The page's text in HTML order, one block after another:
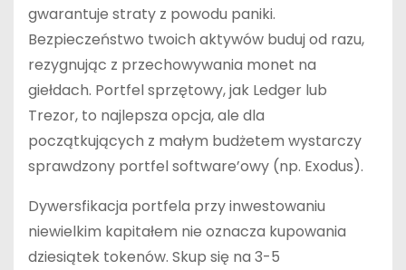
gwarantuje straty z powodu paniki.
Bezpieczeństwo twoich aktywów buduj od razu,
rezygnując z przechowywania monet na
giełdach. Portfel sprzętowy, jak Ledger lub
Trezor, to najlepsza opcja, ale dla
początkujących z małym budżetem wystarczy
sprawdzony portfel software’owy (np. Exodus).
Dywersfikacja portfela przy inwestowaniu
niewielkim kapitałem nie oznacza kupowania
dziesiątek tokenów. Skup się na 3-5